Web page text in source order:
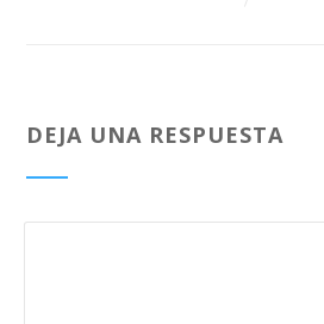
DEJA UNA RESPUESTA